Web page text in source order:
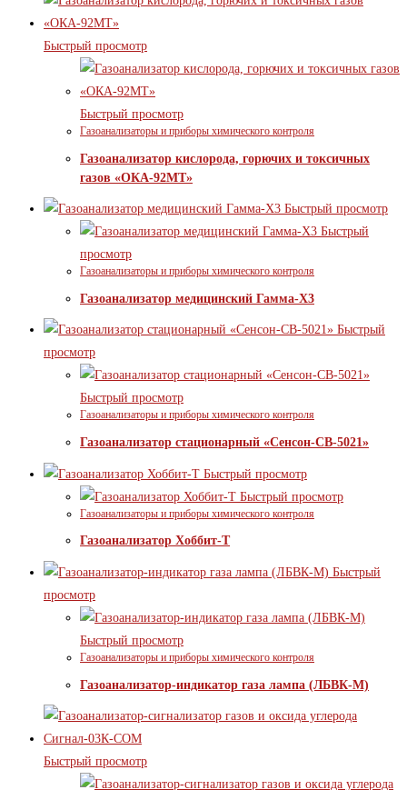
Быстрый просмотр
Быстрый просмотр
Газоанализаторы и приборы химического контроля
Газоанализатор кислорода, горючих и токсичных
газов «ОКА-92МТ»
Быстрый просмотр
Быстрый
просмотр
Газоанализаторы и приборы химического контроля
Газоанализатор медицинский Гамма-Х3
Быстрый
просмотр
Быстрый просмотр
Газоанализаторы и приборы химического контроля
Газоанализатор стационарный «Сенсон-СВ-5021»
Быстрый просмотр
Быстрый просмотр
Газоанализаторы и приборы химического контроля
Газоанализатор Хоббит-Т
Быстрый
просмотр
Быстрый просмотр
Газоанализаторы и приборы химического контроля
Газоанализатор-индикатор газа лампа (ЛБВК-М)
Быстрый просмотр